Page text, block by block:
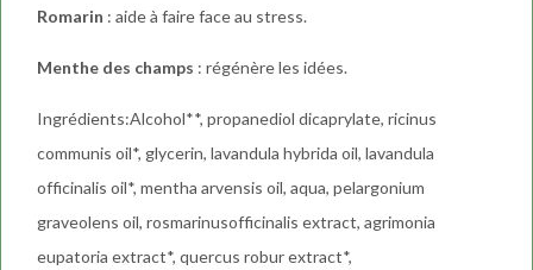
Romarin : aide à faire face au stress.
Menthe des champs : régénère les idées.
Ingrédients:Alcohol**, propanediol dicaprylate, ricinus
communis oil*, glycerin, lavandula hybrida oil, lavandula
officinalis oil*, mentha arvensis oil, aqua, pelargonium
graveolens oil, rosmarinusofficinalis extract, agrimonia
eupatoria extract*, quercus robur extract*,